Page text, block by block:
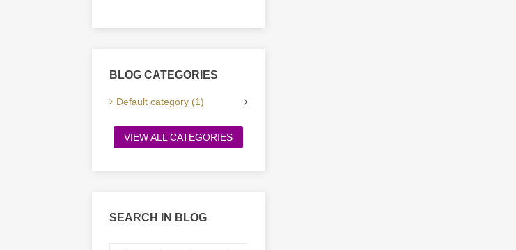
BLOG CATEGORIES
Default category (1)
VIEW ALL CATEGORIES
SEARCH IN BLOG